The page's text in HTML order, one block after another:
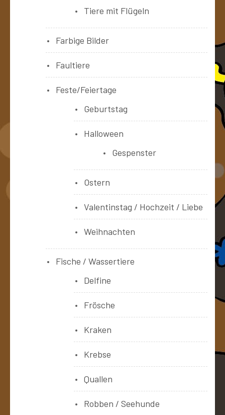
Tiere mit Flügeln
Farbige Bilder
Faultiere
Feste/Feiertage
Geburtstag
Halloween
Gespenster
Ostern
Valentinstag / Hochzeit / Liebe
Weihnachten
Fische / Wassertiere
Delfine
Frösche
Kraken
Krebse
Quallen
Robben / Seehunde